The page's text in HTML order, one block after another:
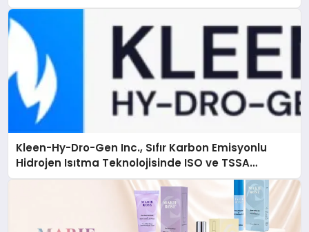
Kleen-Hy-Dro-Gen Inc., Sıfır Karbon Emisyonlu
Hidrojen Isıtma Teknolojisinde ISO ve TSSA
Düzenleyici Onaylarını Aldı